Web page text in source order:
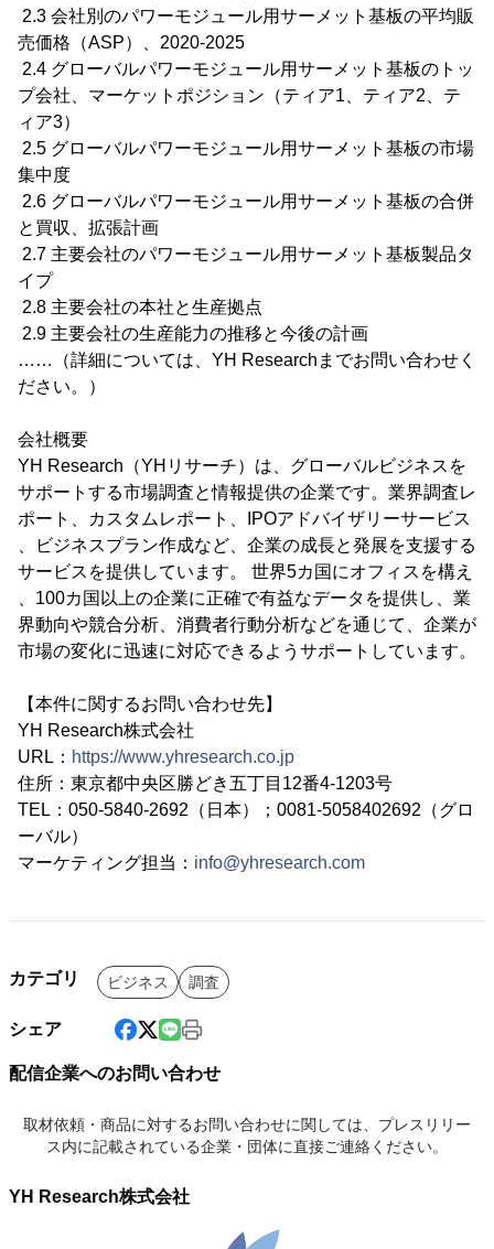
2.3 会社別のパワーモジュール用サーメット基板の平均販
売価格（ASP）、2020-2025
2.4 グローバルパワーモジュール用サーメット基板のトッ
プ会社、マーケットポジション（ティア1、ティア2、テ
ィア3）
2.5 グローバルパワーモジュール用サーメット基板の市場
集中度
2.6 グローバルパワーモジュール用サーメット基板の合併
と買収、拡張計画
2.7 主要会社のパワーモジュール用サーメット基板製品タ
イプ
2.8 主要会社の本社と生産拠点
2.9 主要会社の生産能力の推移と今後の計画
……（詳細については、YH Researchまでお問い合わせく
ださい。）
会社概要
YH Research（YHリサーチ）は、グローバルビジネスを
サポートする市場調査と情報提供の企業です。業界調査レ
ポート、カスタムレポート、IPOアドバイザリーサービス
、ビジネスプラン作成など、企業の成長と発展を支援する
サービスを提供しています。 世界5カ国にオフィスを構え
、100カ国以上の企業に正確で有益なデータを提供し、業
界動向や競合分析、消費者行動分析などを通じて、企業が
市場の変化に迅速に対応できるようサポートしています。
【本件に関するお問い合わせ先】
YH Research株式会社
URL： https://www.yhresearch.co.jp
住所：東京都中央区勝どき五丁目12番4-1203号
TEL：050-5840-2692（日本）；0081-5058402692（グロ
ーバル）
マーケティング担当： info@yhresearch.com
カテゴリ ビジネス 調査
シェア
配信企業へのお問い合わせ
取材依頼・商品に対するお問い合わせに関しては、プレスリリー
ス内に記載されている企業・団体に直接ご連絡ください。
YH Research株式会社